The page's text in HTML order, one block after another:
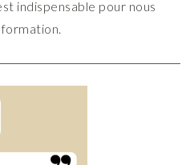
indispensable pour nous